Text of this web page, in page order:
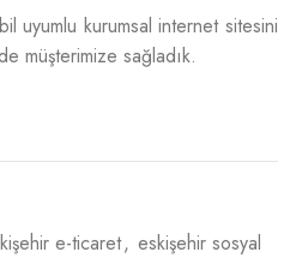
uyumlu kurumsal internet sitesini
müşterimize sağladık.
e-ticaret, eskişehir sosyal